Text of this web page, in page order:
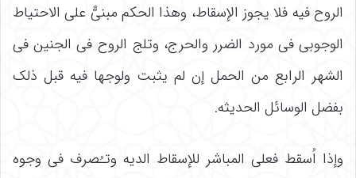
الروح فیه فلا یجوز الإسقاط، وهذا الحکم مبنیٌّ على الاحتیاط
الوجوبی فی مورد الضرر والحرج، وتلج الروح فی الجنین فی
الشهر الرابع من الحمل إن لم یثبت ولوجها فیه قبل ذلک
بفضل الوسائل الحدیثه.
وإذا اُسقط فعلى المباشر للإسقاط الدیه وتـُصرف فی وجوه